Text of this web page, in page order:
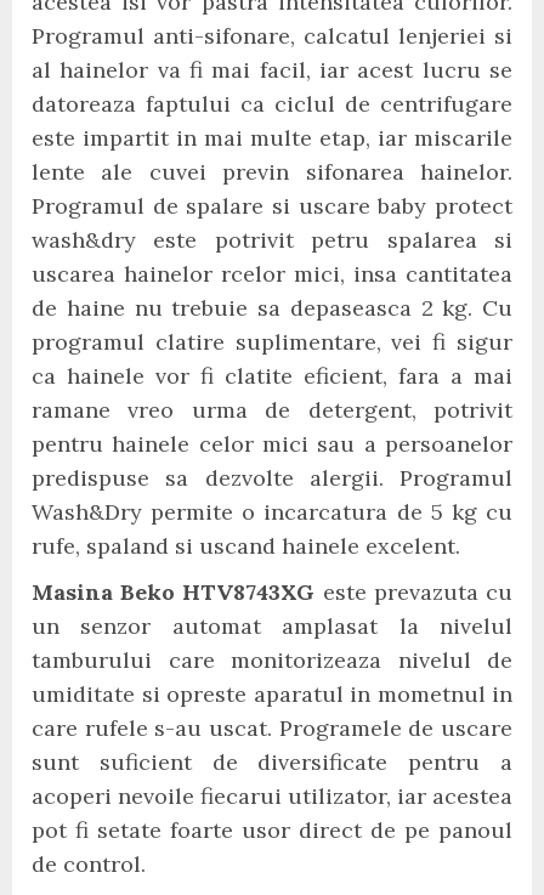
Programul anti-sifonare, calcatul lenjeriei si
al hainelor va fi mai facil, iar acest lucru se
datoreaza faptului ca ciclul de centrifugare
este impartit in mai multe etap, iar miscarile
lente ale cuvei previn sifonarea hainelor.
Programul de spalare si uscare baby protect
wash&dry este potrivit petru spalarea si
uscarea hainelor rcelor mici, insa cantitatea
de haine nu trebuie sa depaseasca 2 kg. Cu
programul clatire suplimentare, vei fi sigur
ca hainele vor fi clatite eficient, fara a mai
ramane vreo urma de detergent, potrivit
pentru hainele celor mici sau a persoanelor
predispuse sa dezvolte alergii. Programul
Wash&Dry permite o incarcatura de 5 kg cu
rufe, spaland si uscand hainele excelent.
Masina Beko HTV8743XG este prevazuta cu
un senzor automat amplasat la nivelul
tamburului care monitorizeaza nivelul de
umiditate si opreste aparatul in mometnul in
care rufele s-au uscat. Programele de uscare
sunt suficient de diversificate pentru a
acoperi nevoile fiecarui utilizator, iar acestea
pot fi setate foarte usor direct de pe panoul
de control.